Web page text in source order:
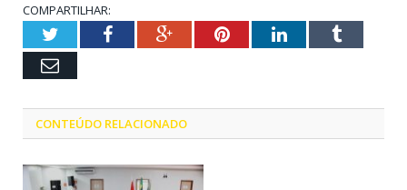
COMPARTILHAR:
TwitterFacebookGoogle+PinterestLinkedInTumblr
Email
CONTEÚDO RELACIONADO